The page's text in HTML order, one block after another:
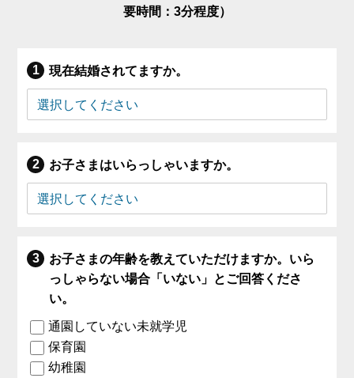
要時間：3分程度）
現在結婚されてますか。
お子さまはいらっしゃいますか。
お子さまの年齢を教えていただけますか。いら
っしゃらない場合「いない」とご回答くださ
い。
通園していない未就学児
保育園
幼稚園